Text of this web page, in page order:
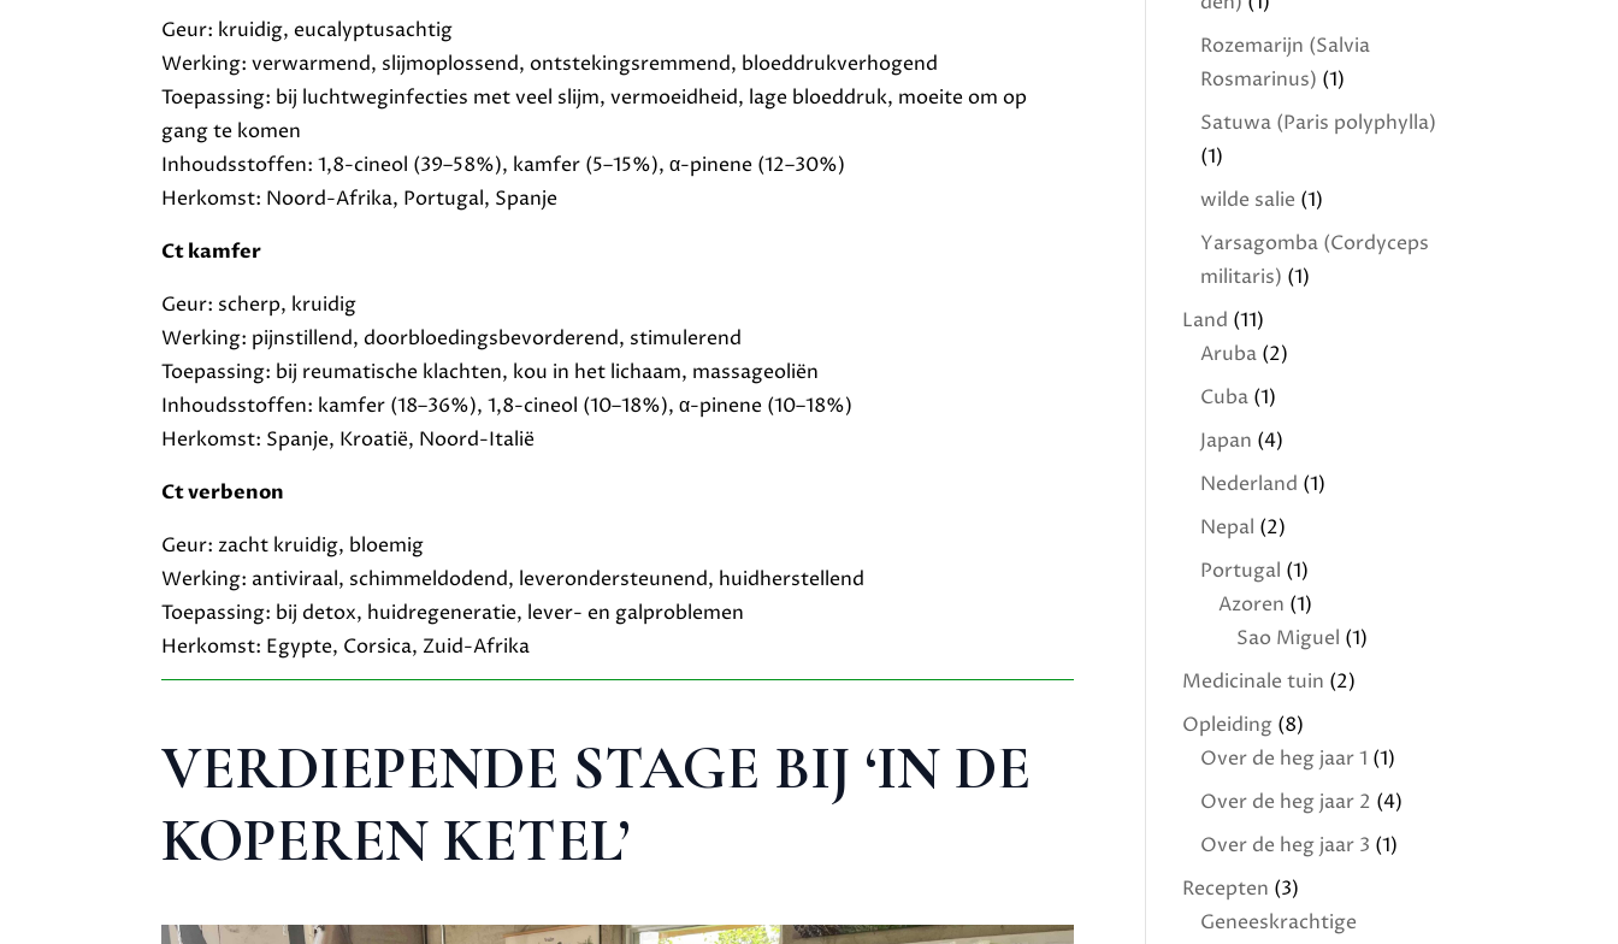
Geur: kruidig, eucalyptusachtig
Werking: verwarmend, slijmoplossend, ontstekingsremmend, bloeddrukverhogend
Toepassing: bij luchtweginfecties met veel slijm, vermoeidheid, lage bloeddruk, moeite om op
gang te komen
Inhoudsstoffen: 1,8-cineol (39–58%), kamfer (5–15%), α-pinene (12–30%)
Herkomst: Noord-Afrika, Portugal, Spanje
Ct kamfer
Geur: scherp, kruidig
Werking: pijnstillend, doorbloedingsbevorderend, stimulerend
Toepassing: bij reumatische klachten, kou in het lichaam, massageoliën
Inhoudsstoffen: kamfer (18–36%), 1,8-cineol (10–18%), α-pinene (10–18%)
Herkomst: Spanje, Kroatië, Noord-Italië
Ct verbenon
Geur: zacht kruidig, bloemig
Werking: antiviraal, schimmeldodend, leverondersteunend, huidherstellend
Toepassing: bij detox, huidregeneratie, lever- en galproblemen
Herkomst: Egypte, Corsica, Zuid-Afrika
VERDIEPENDE STAGE BIJ ‘IN DE
KOPEREN KETEL’
Rozemarijn (Salvia
Rosmarinus) (1)
Satuwa (Paris polyphylla)
(1)
wilde salie (1)
Yarsagomba (Cordyceps
militaris) (1)
Land (11)
Aruba(2)
Cuba(1)
Japan (4)
Nederland (1)
Nepal (2)
Portugal (1)
Azoren (1)
Sao Miguel (1)
Medicinale tuin (2)
Opleiding(8)
Over de heg jaar 1 (1)
Over de heg jaar 2 (4)
Over de heg jaar 3 (1)
Recepten (3)
Geneeskrachtige